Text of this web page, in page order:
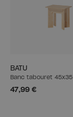
BATU
Banc tabouret 45x35
47,99 €